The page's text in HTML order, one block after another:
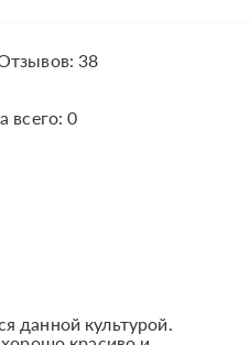
38
всего: 0
данной культурой.